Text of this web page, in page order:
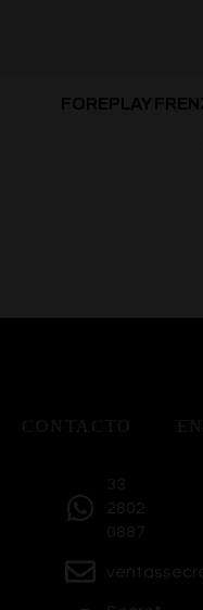
FOREPLAY
CONTACTO
33
2802
0887